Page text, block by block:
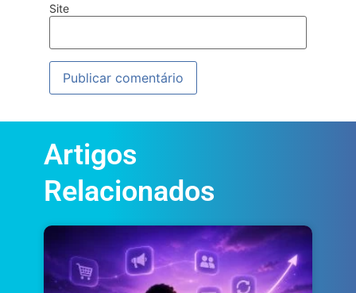
Site
Artigos
Relacionados